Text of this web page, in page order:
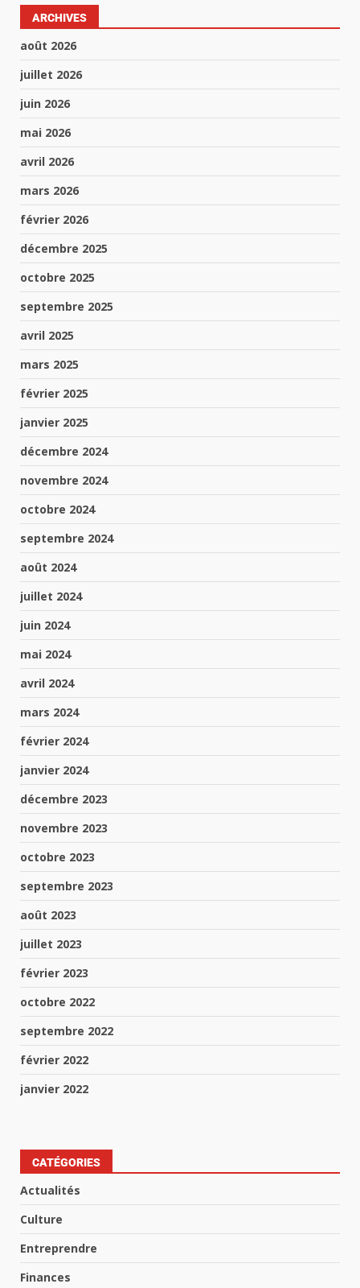
ARCHIVES
août 2026
juillet 2026
juin 2026
mai 2026
avril 2026
mars 2026
février 2026
décembre 2025
octobre 2025
septembre 2025
avril 2025
mars 2025
février 2025
janvier 2025
décembre 2024
novembre 2024
octobre 2024
septembre 2024
août 2024
juillet 2024
juin 2024
mai 2024
avril 2024
mars 2024
février 2024
janvier 2024
décembre 2023
novembre 2023
octobre 2023
septembre 2023
août 2023
juillet 2023
février 2023
octobre 2022
septembre 2022
février 2022
janvier 2022
CATÉGORIES
Actualités
Culture
Entreprendre
Finances